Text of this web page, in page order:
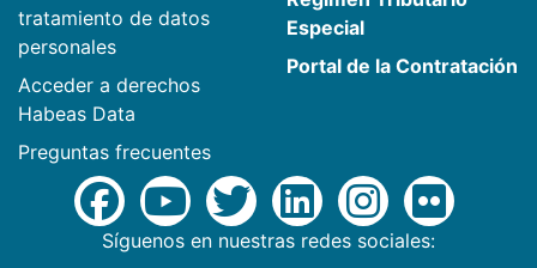
tratamiento de datos
personales
Acceder a derechos
Habeas Data
Preguntas frecuentes
Especial
Portal de la Contratación
Síguenos en nuestras redes sociales: